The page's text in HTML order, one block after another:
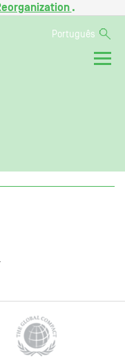
.
Português